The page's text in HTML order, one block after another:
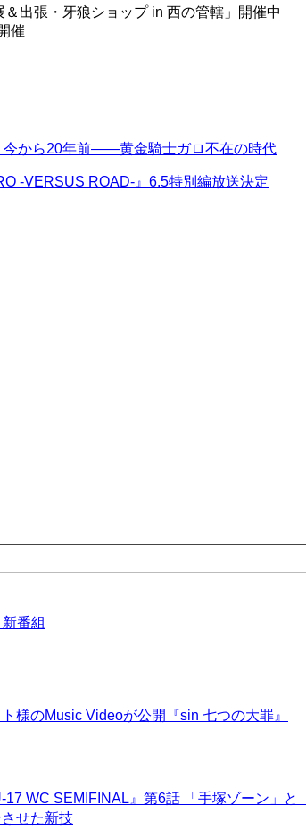
出張・牙狼ショップ in 西の管轄」開催中
催
今から20年前――黄金騎士ガロ不在の時代
-VERSUS ROAD-』6.5特別編放送決定
番組
様のMusic Videoが公開『sin 七つの大罪』
17 WC SEMIFINAL』第6話 「手塚ゾーン」と
せた新技